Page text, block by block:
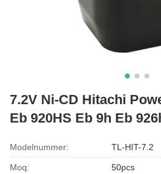
7.2V Ni-CD Hitachi
Eb 920HS Eb 9h Eb
Modelnummer: TL-HIT-7.2
Moq: 50pcs